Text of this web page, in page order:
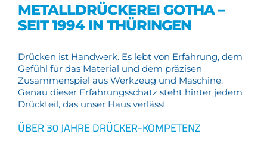
METALLDRÜCKEREI GOTHA –
SEIT 1994 IN THÜRINGEN
Drücken ist Handwerk. Es lebt von Erfahrung, dem
Gefühl für das Material und dem präzisen
Zusammenspiel aus Werkzeug und Maschine.
Genau dieser Erfahrungsschatz steht hinter jedem
Drückteil, das unser Haus verlässt.
ÜBER 30 JAHRE DRÜCKER-KOMPETENZ